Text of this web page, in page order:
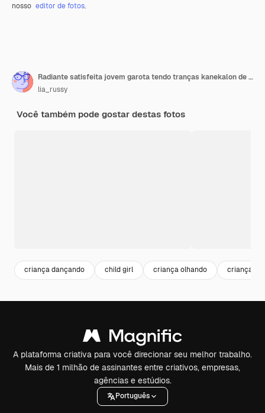
nosso editor de fotos.
Radiante satisfeita jovem garota tendo tranças kanekalon de amarelo rindo e puxando tranças olhando para a câmera sorrindo vestindo macacão amarelo e camiseta cinza sobre fundo bege
lia_russy
Você também pode gostar destas fotos
criança dançando child girl criança olhando criança
A plataforma criativa para você direcionar seu melhor trabalho.
Mais de 1 milhão de assinantes entre criativos, empresas,
agências e estúdios.
Português